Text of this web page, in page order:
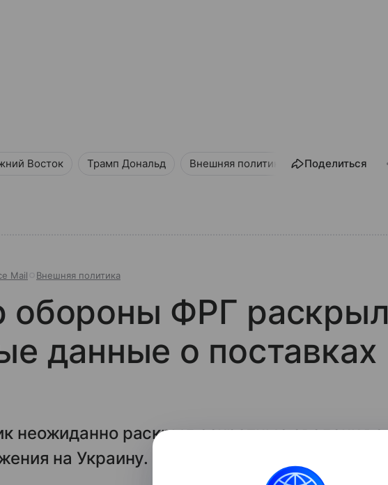
Восток Трамп Дональд Внешняя политика Новости
Поделиться
Mail Внешняя политика
обороны ФРГ раскрыл
данные о поставках
неожиданно раскрыл секретные сведения о
на Украину.